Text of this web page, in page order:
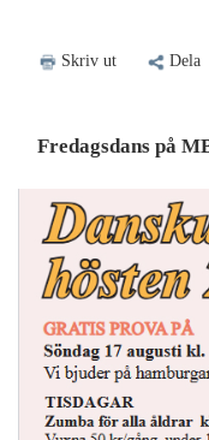
Skriv ut Dela
Fredagsdans på